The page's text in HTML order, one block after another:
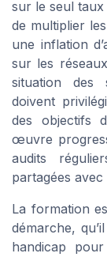
sur le seul
de multiplier
une inflation
sur les
situation des
doivent
des objectifs
œuvre
audits
partagées
La formation
démarche,
handicap